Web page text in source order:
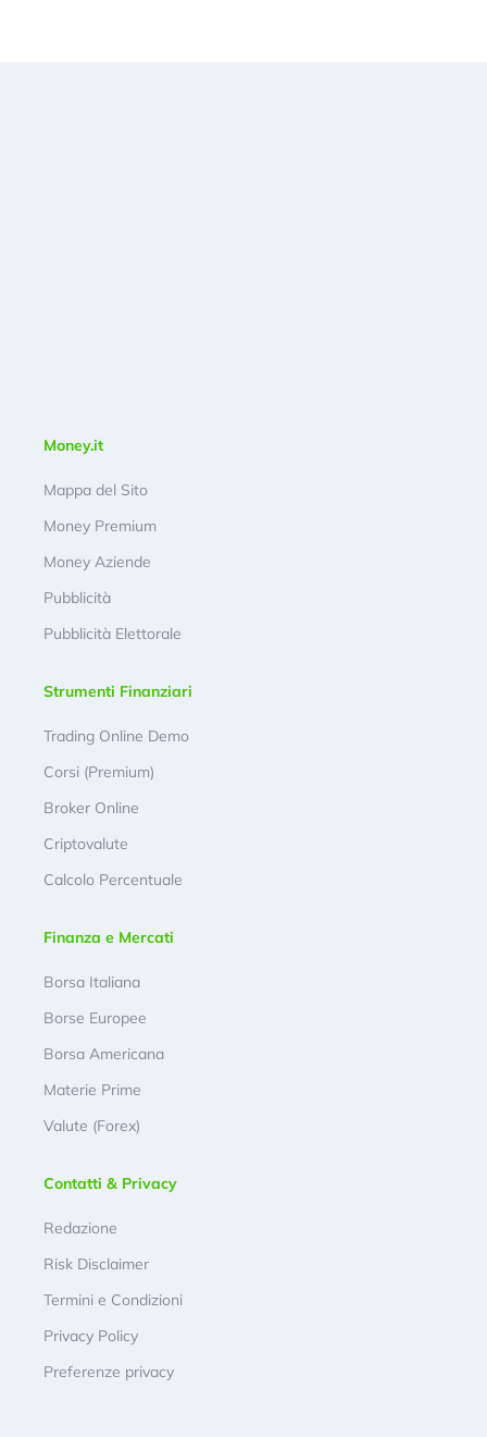
Money.it
Mappa del Sito
Money Premium
Money Aziende
Pubblicità
Pubblicità Elettorale
Strumenti Finanziari
Trading Online Demo
Corsi (Premium)
Broker Online
Criptovalute
Calcolo Percentuale
Finanza e Mercati
Borsa Italiana
Borse Europee
Borsa Americana
Materie Prime
Valute (Forex)
Contatti & Privacy
Redazione
Risk Disclaimer
Termini e Condizioni
Privacy Policy
Preferenze privacy